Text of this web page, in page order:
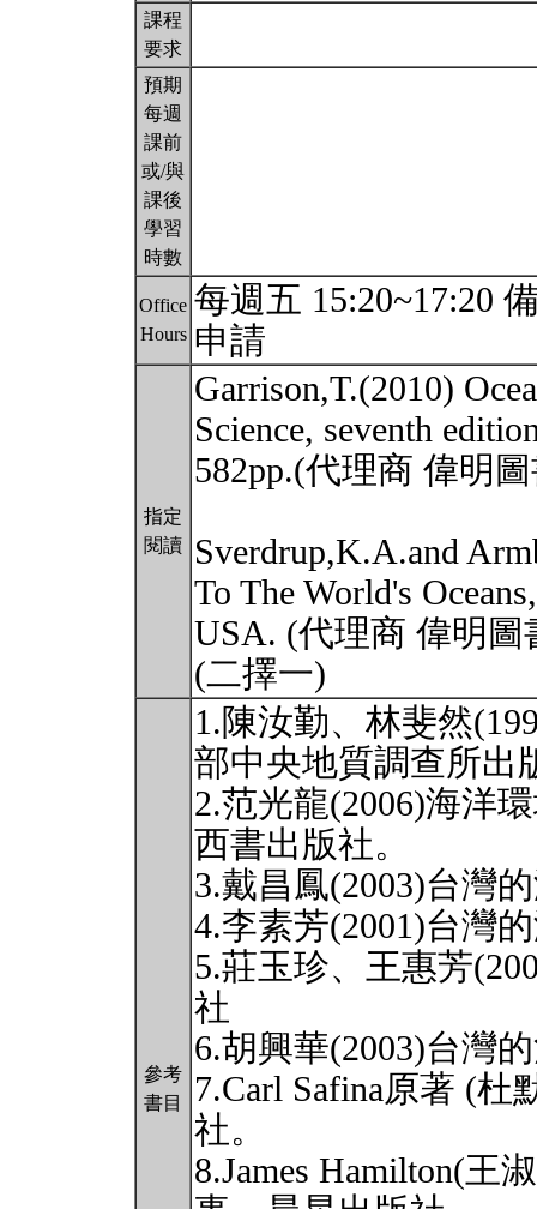
課程
要求
預期
每週
課前
或/與
課後
學習
時數
Office
Hours
每週五 15:20~17:20
申請
指定
閱讀
Garrison,T.(2010)
Science, seventh
582pp.(代理商 偉明
Sverdrup,K.A.and
To The World's
USA. (代理商 偉明圖
(二擇一)
參考
書目
1.陳汝勤、林斐然
部中央地質調查所出
2.范光龍(2006)海洋
西書出版社。
3.戴昌鳳(2003)台灣
4.李素芳(2001)台灣
5.莊玉珍、王惠芳
社
6.胡興華(2003)台灣
7.Carl Safina原著 (
社。
8.James Hamilton(王